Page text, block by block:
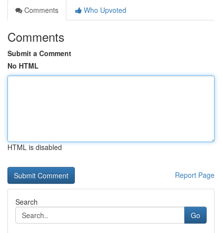
Comments
Who Upvoted
Comments
Submit a Comment
No HTML
HTML is disabled
Report Page
Search
Go